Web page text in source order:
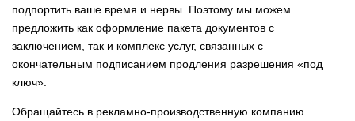
подпортить ваше время и нервы. Поэтому мы можем
предложить как оформление пакета документов с
заключением, так и комплекс услуг, связанных с
окончательным подписанием продления разрешения «под
ключ».
Обращайтесь в рекламно-производственную компанию